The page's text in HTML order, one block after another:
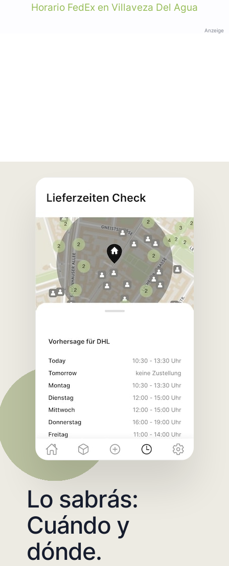
Horario FedEx en Villaveza Del Agua
Anzeige
Lo sabrás:
Cuándo y
dónde.